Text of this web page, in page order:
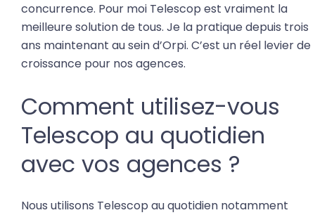
concurrence. Pour moi Telescop est vraiment la
meilleure solution de tous. Je la pratique depuis trois
ans maintenant au sein d’Orpi. C’est un réel levier de
croissance pour nos agences.
Comment utilisez-vous
Telescop au quotidien
avec vos agences ?
Nous utilisons Telescop au quotidien notamment